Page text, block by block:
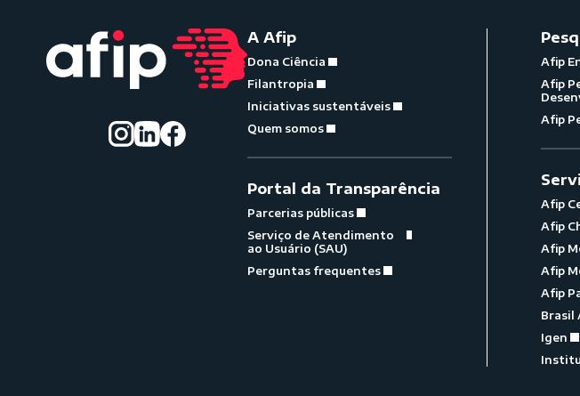
A Afip
Dona Ciência
Filantropia
Iniciativas sustentáveis
Quem somos
Portal da Transparência
Parcerias públicas
Serviço de Atendimento
ao Usuário (SAU)
Perguntas frequentes
Afip
Afip
Afip
Afip
Afip
Afip
Afip
Afip
Brasil
Igen